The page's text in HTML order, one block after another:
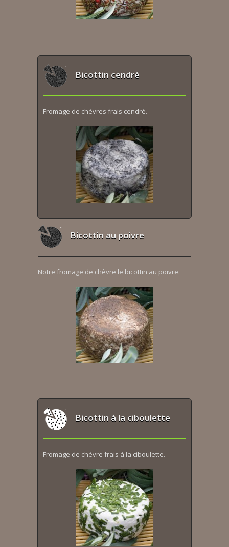
Bicottin cendré
Fromage de chèvres frais cendré.
Bicottin au poivre
Notre fromage de chèvre le bicottin au poivre.
Bicottin à la ciboulette
Fromage de chèvre frais à la ciboulette.